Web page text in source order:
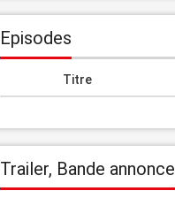
Episodes
Titre
Trailer, Bande annonce